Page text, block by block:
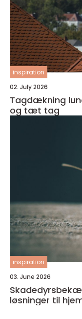
inspiration
02. July 2026
Tagdækning lund sådan får du et
og tæt tag
inspiration
03. June 2026
løsninger til